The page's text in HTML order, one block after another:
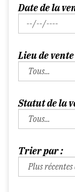
Date de la
Lieu de
Statut de la
Trier par :